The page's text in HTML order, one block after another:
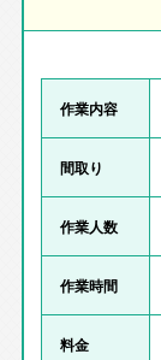
作業内容
間取り
作業人数
作業時間
料金